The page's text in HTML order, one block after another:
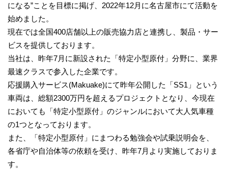
になる”ことを目標に掲げ、2022年12月に名古屋市にて活動を
始めました。
現在では全国400店舗以上の販売協力店と連携し、製品・サー
ビスを提供しております。
当社は、昨年7月に新設された「特定小型原付」分野に、業界
最速クラスで参入した企業です。
応援購入サービス(Makuake)にて昨年公開した「SS1」という
車両は、総額2300万円を超えるプロジェクトとなり、今現在
においても「特定小型原付」のジャンルにおいて大人気車種
の1つとなっております。
また、「特定小型原付」にまつわる勉強会や試乗説明会を、
各省庁や自治体等の依頼を受け、昨年7月より実施しておりま
す。